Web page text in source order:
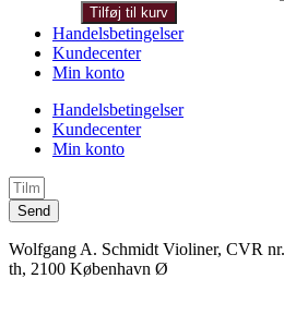
Tilføj til kurv
Handelsbetingelser
Kundecenter
Min konto
Handelsbetingelser
Kundecenter
Min konto
Send
Wolfgang A. Schmidt Violiner, CVR
th, 2100 København Ø